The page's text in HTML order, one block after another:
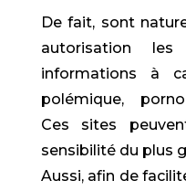
De fait, sont
autorisation
informations à
polémique,
Ces sites
sensibilité du plus
Aussi, afin de